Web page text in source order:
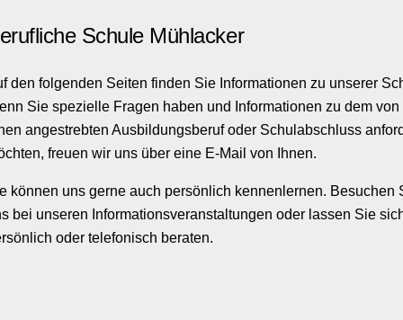
Schule Mühlacker
den folgenden Seiten finden Sie Informationen zu unserer
Sie spezielle Fragen haben und Informationen zu dem von
angestrebten Ausbildungsberuf oder Schulabschluss
freuen wir uns über eine E-Mail von Ihnen.
können uns gerne auch persönlich kennenlernen. Besuchen
bei unseren Informationsveranstaltungen oder lassen Sie
oder telefonisch beraten.